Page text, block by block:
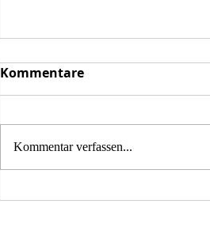
Moto Guzzi Treffen 2026 in
Kommentare
Kommentar verfassen...